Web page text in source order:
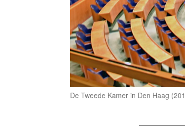
De Tweede Kamer in Den Haag